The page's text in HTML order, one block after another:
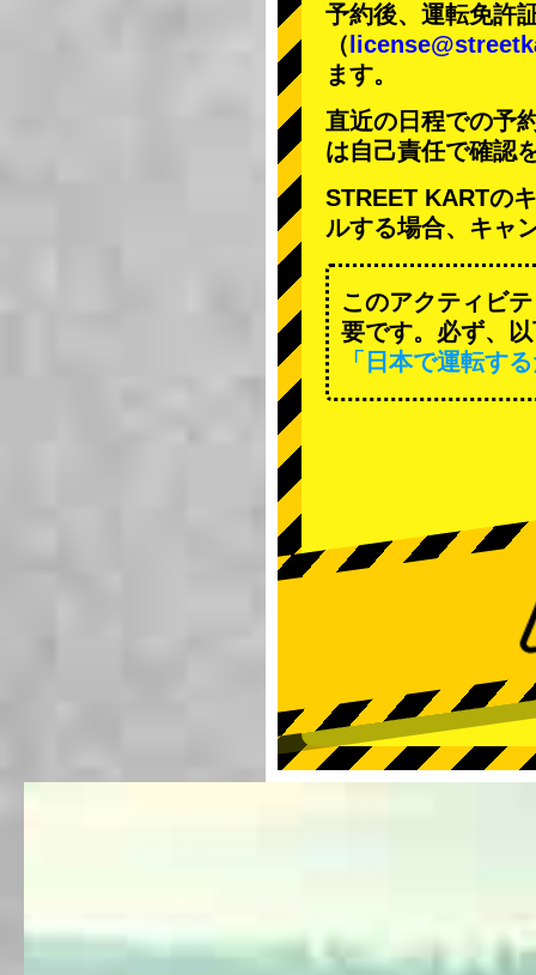
予約後、運転免許
（
ます。
直近の日程での予
は自己責任で確認
STREET KARTの
ルする場合、キャ
このアクティビ
要です。必ず、
「日本で運転す